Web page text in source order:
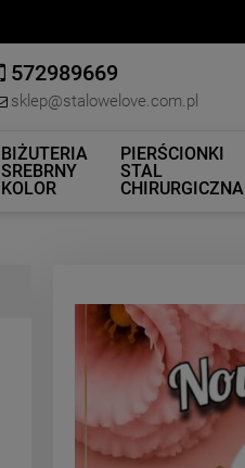
572989669
sklep@stalowelove.com.pl
BIŻUTERIA
SREBRNY
KOLOR
PIERŚCIONKI
STAL
CHIRURGICZNA